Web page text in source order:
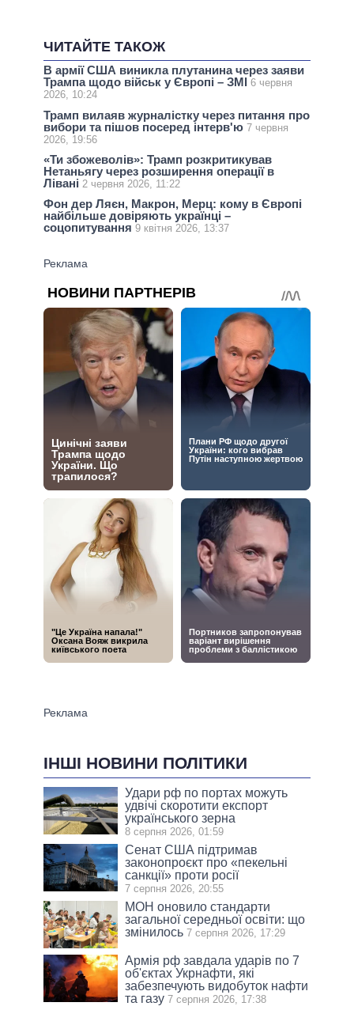
ЧИТАЙТЕ ТАКОЖ
В армії США виникла плутанина через заяви
Трампа щодо військ у Європі – ЗМІ 6 червня
2026, 10:24
Трамп вилаяв журналістку через питання про
вибори та пішов посеред інтерв'ю 7 червня
2026, 19:56
«Ти збожеволів»: Трамп розкритикував
Нетаньягу через розширення операції в
Лівані 2 червня 2026, 11:22
Фон дер Ляєн, Макрон, Мерц: кому в Європі
найбільше довіряють українці –
соцопитування 9 квітня 2026, 13:37
ІНШІ НОВИНИ ПОЛІТИКИ
Удари рф по портах можуть
удвічі скоротити експорт
українського зерна
8 серпня 2026, 01:59
Сенат США підтримав
законопроєкт про «пекельні
санкції» проти росії
7 серпня 2026, 20:55
МОН оновило стандарти
загальної середньої освіти: що
змінилось 7 серпня 2026, 17:29
Армія рф завдала ударів по 7
об'єктах Укрнафти, які
забезпечують видобуток нафти
та газу 7 серпня 2026, 17:38